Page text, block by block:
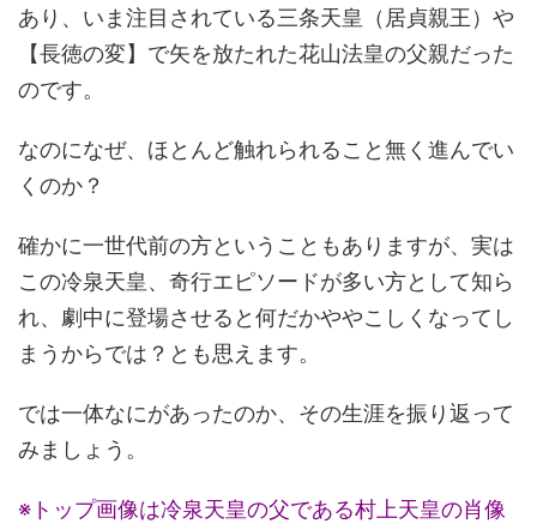
あり、いま注目されている三条天皇（居貞親王）や
【長徳の変】で矢を放たれた花山法皇の父親だった
のです。
なのになぜ、ほとんど触れられること無く進んでい
くのか？
確かに一世代前の方ということもありますが、実は
この冷泉天皇、奇行エピソードが多い方として知ら
れ、劇中に登場させると何だかややこしくなってし
まうからでは？とも思えます。
では一体なにがあったのか、その生涯を振り返って
みましょう。
※トップ画像は冷泉天皇の父である村上天皇の肖像